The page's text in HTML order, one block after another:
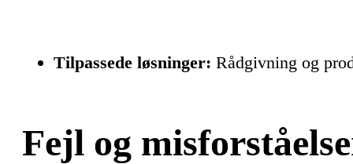
Tilpassede løsninger: Rådgivning og
Fejl og